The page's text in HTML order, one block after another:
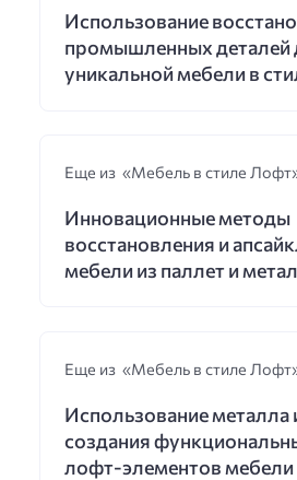
Использование
промышленных деталей
уникальной мебели в
Еще из «Мебель в стиле
Инновационные методы
восстановления и
мебели из паллет и
Еще из «Мебель в стиле
Использование металла
создания
лофт-элементов мебели